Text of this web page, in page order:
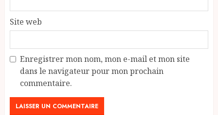
Site web
Enregistrer mon nom, mon e-mail et mon site
dans le navigateur pour mon prochain
commentaire.